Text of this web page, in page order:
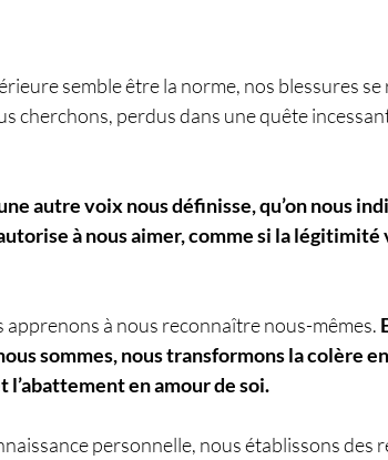
semble être la norme, nos blessures
cherchons, perdus dans une quête
autre voix nous définisse, qu’on nous
à nous aimer, comme si la légitimité
à nous reconnaître nous-mêmes.
sommes, nous transformons la colère
en amour de soi.
personnelle, nous établissons des